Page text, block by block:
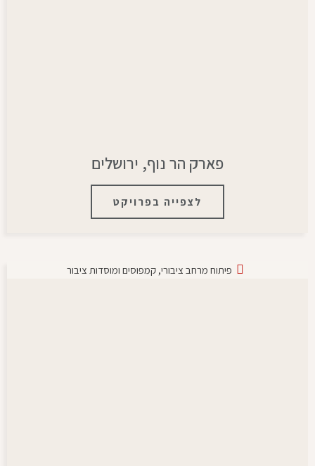
פארק הר נוף, ירושלים
לצפייה בפרויקט
פיתוח מרחב ציבורי, קמפוסים ומוסדות ציבור